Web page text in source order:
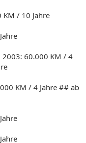
KM / 10 Jahre
2003: 60.000 KM / 4
KM / 4 Jahre ## ab